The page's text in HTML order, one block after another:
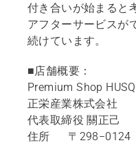
付き合いが始まると
アフターサービスが
続けています。
■店舗概要：
Premium Shop
正栄産業株式会社
代表取締役 關正己
住所 〒298−0124